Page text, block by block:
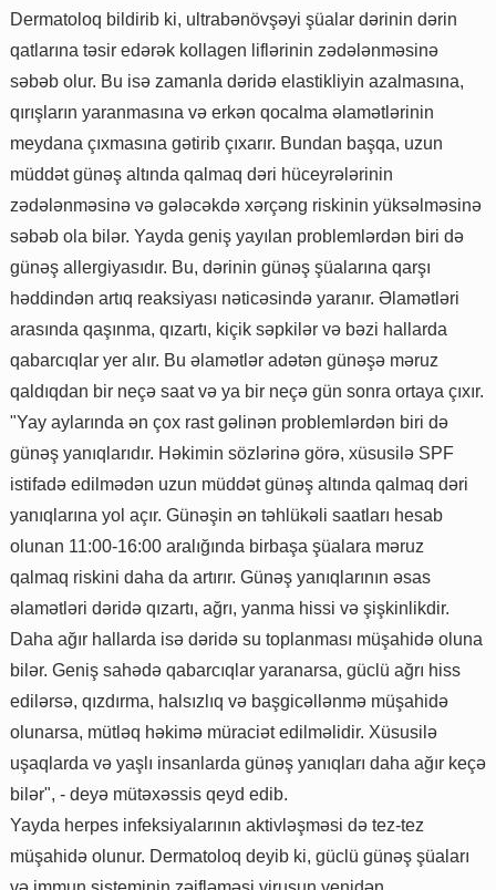
Dermatoloq bildirib ki, ultrabənövşəyi şüalar dərinin dərin
qatlarına təsir edərək kollagen liflərinin zədələnməsinə
səbəb olur. Bu isə zamanla dəridə elastikliyin azalmasına,
qırışların yaranmasına və erkən qocalma əlamətlərinin
meydana çıxmasına gətirib çıxarır. Bundan başqa, uzun
müddət günəş altında qalmaq dəri hüceyrələrinin
zədələnməsinə və gələcəkdə xərçəng riskinin yüksəlməsinə
səbəb ola bilər. Yayda geniş yayılan problemlərdən biri də
günəş allergiyasıdır. Bu, dərinin günəş şüalarına qarşı
həddindən artıq reaksiyası nəticəsində yaranır. Əlamətləri
arasında qaşınma, qızartı, kiçik səpkilər və bəzi hallarda
qabarcıqlar yer alır. Bu əlamətlər adətən günəşə məruz
qaldıqdan bir neçə saat və ya bir neçə gün sonra ortaya çıxır.
"Yay aylarında ən çox rast gəlinən problemlərdən biri də
günəş yanıqlarıdır. Həkimin sözlərinə görə, xüsusilə SPF
istifadə edilmədən uzun müddət günəş altında qalmaq dəri
yanıqlarına yol açır. Günəşin ən təhlükəli saatları hesab
olunan 11:00-16:00 aralığında birbaşa şüalara məruz
qalmaq riskini daha da artırır. Günəş yanıqlarının əsas
əlamətləri dəridə qızartı, ağrı, yanma hissi və şişkinlikdir.
Daha ağır hallarda isə dəridə su toplanması müşahidə oluna
bilər. Geniş sahədə qabarcıqlar yaranarsa, güclü ağrı hiss
edilərsə, qızdırma, halsızlıq və başgicəllənmə müşahidə
olunarsa, mütləq həkimə müraciət edilməlidir. Xüsusilə
uşaqlarda və yaşlı insanlarda günəş yanıqları daha ağır keçə
bilər", - deyə mütəxəssis qeyd edib.
Yayda herpes infeksiyalarının aktivləşməsi də tez-tez
müşahidə olunur. Dermatoloq deyib ki, güclü günəş şüaları